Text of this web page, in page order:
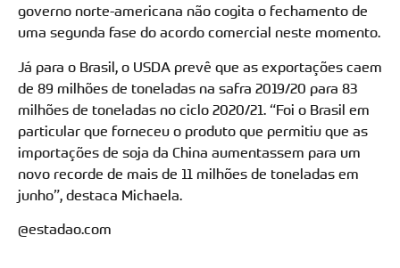
governo norte-americana não cogita o fechamento de
uma segunda fase do acordo comercial neste momento.
Já para o Brasil, o USDA prevê que as exportações caem
de 89 milhões de toneladas na safra 2019/20 para 83
milhões de toneladas no ciclo 2020/21. “Foi o Brasil em
particular que forneceu o produto que permitiu que as
importações de soja da China aumentassem para um
novo recorde de mais de 11 milhões de toneladas em
junho”, destaca Michaela.
@estadao.com